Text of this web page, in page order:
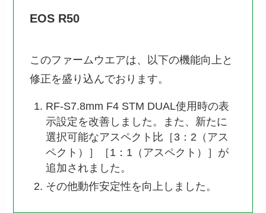
EOS R50
このファームウエアは、以下の機能向上と
修正を盛り込んでおります。
RF-S7.8mm F4 STM DUAL使用時の表
示設定を改善しました。また、新たに
選択可能なアスペクト比［3：2（アス
ペクト）］［1：1（アスペクト）］が
追加されました。
その他動作安定性を向上しました。